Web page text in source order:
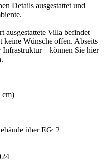
Details ausgestattet und
ausgestattete Villa befindet
keine Wünsche offen. Abseits
– können Sie hier
cm)
über EG: 2